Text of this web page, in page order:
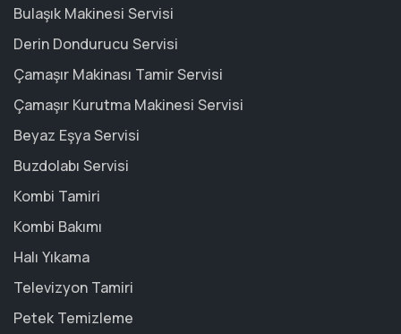
Bulaşık Makinesi Servisi
Derin Dondurucu Servisi
Çamaşır Makinası Tamir Servisi
Çamaşır Kurutma Makinesi Servisi
Beyaz Eşya Servisi
Buzdolabı Servisi
Kombi Tamiri
Kombi Bakımı
Halı Yıkama
Televizyon Tamiri
Petek Temizleme